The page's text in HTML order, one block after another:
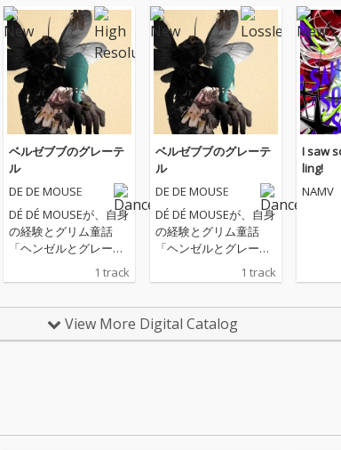
ベルゼブブのグレーテ
ル
DE DE MOUSE
DÉ DÉ MOUSEが、自身
の経験とグリム童話
「ヘンゼルとグレーテ
クメルヘンボカロ『ベ
ル』をリリース！ 蝿の
羽音から始まる今作
ら不快感と怒りを体現
1 track
ベルゼブブのグレーテ
ル
DE DE MOUSE
DÉ DÉ MOUSEが、自身
の経験とグリム童話
「ヘンゼルとグレーテ
クメルヘンボカロ『ベ
ル』をリリース！ 蝿の
羽音から始まる今作
ら不快感と怒りを体現
1 track
I saw
ling!
NAMV
View More Digital Catalog